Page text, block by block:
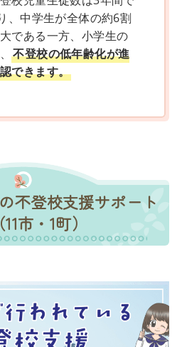
、中学生が全体の約6割
である一方、小学生の
不登校の低年齢化が進
できます。
不登校支援サポート
市・1町）